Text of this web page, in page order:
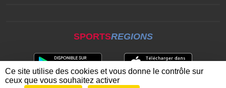
SPORTSREGIONS
Ce site utilise des cookies et vous donne le contrôle sur
ceux que vous souhaitez activer